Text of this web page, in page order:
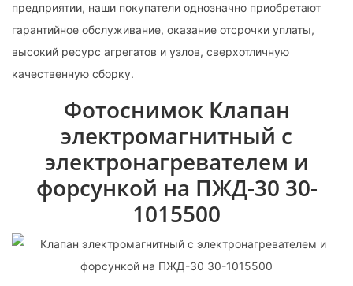
предприятии, наши покупатели однозначно приобретают
гарантийное обслуживание, оказание отсрочки уплаты,
высокий ресурс агрегатов и узлов, сверхотличную
качественную сборку.
Фотоснимок Клапан
электромагнитный с
электронагревателем и
форсункой на ПЖД-30 30-
1015500